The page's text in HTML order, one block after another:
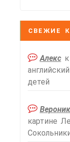
СВЕЖИЕ
Алекск
детей
картине